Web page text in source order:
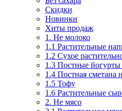
Скидки
Новинки
Хиты продаж
1. Не молоко
1.1 Растительные
1.2 Сухое
1.3 Постные йогурты
1.4 Постная сметана
1.5 Тофу
1.6 Растительные
2. Не мясо